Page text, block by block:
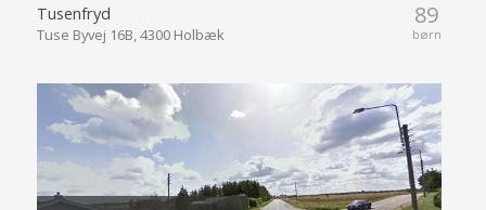
89
børn
Tusenfryd
Tuse Byvej 16B, 4300 Holbæk